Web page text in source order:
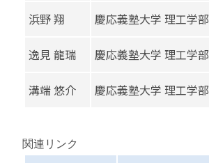
浜野 翔 慶応義塾大学 理工学部
逸見 龍瑞 慶応義塾大学 理工学部
溝端 悠介 慶応義塾大学 理工学部
関連リンク